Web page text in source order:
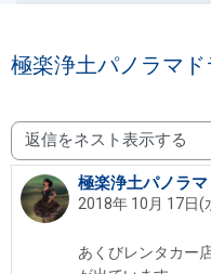
極楽浄土パノラマド
表示モード
極楽浄土パノラ
2018年 10月 17日(
返信数: 0
あくびレンタカー